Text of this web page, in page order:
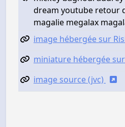
dream youtube retour
magalie megalax
image hébergée sur
miniature hébergée
image source (jvc)